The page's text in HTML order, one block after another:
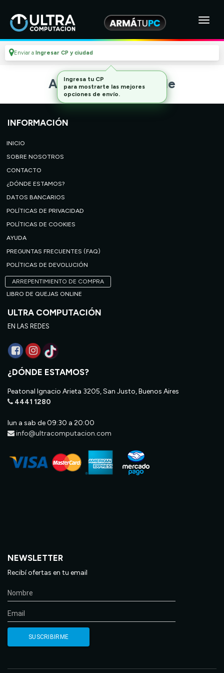
Enviar a Ingresar CP y ciudad
Artículo no disponible
INFORMACIÓN
INICIO
SOBRE NOSOTROS
CONTACTO
¿DÓNDE ESTAMOS?
DATOS BANCARIOS
POLÍTICAS DE PRIVACIDAD
POLÍTICAS DE COOKIES
AYUDA
PREGUNTAS FRECUENTES (FAQ)
POLÍTICAS DE DEVOLUCIÓN
ARREPENTIMIENTO DE COMPRA
LIBRO DE QUEJAS ONLINE
ULTRA COMPUTACIÓN
EN LAS REDES
¿DÓNDE ESTAMOS?
Peatonal Ignacio Arieta 3205, San Justo, Buenos Aires
4441 1280
lun a sab de 09:30 a 20:00
info@ultracomputacion.com
NEWSLETTER
Recibí ofertas en tu email
Ingresa tu CP
para mostrarte las mejores
opciones de envío.